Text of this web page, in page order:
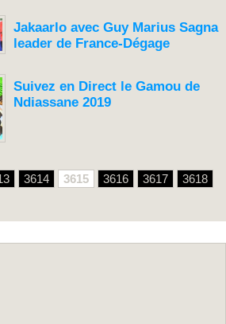
Jakaarlo avec Guy Marius Sagna
leader de France-Dégage
Suivez en Direct le Gamou de
Ndiassane 2019
3614 3615 3616 3617
3618